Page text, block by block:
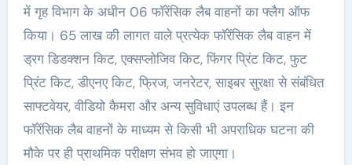
में गृह विभाग के अधीन 06 फॉरेंसिक लैब वाहनों का फ्लैग ऑफ
किया। 65 लाख की लागत वाले प्रत्येक फॉरेंसिक लैब वाहन में
ड्रग डिडक्शन किट, एक्सप्लोजिव किट, फिंगर प्रिंट किट, फुट
प्रिंट किट, डीएनए किट, फ्रिज, जनरेटर, साइबर सुरक्षा से संबंधित
साफ्टवेयर, वीडियो कैमरा और अन्य सुविधाएं उपलब्ध हैं। इन
फॉरेंसिक लैब वाहनों के माध्यम से किसी भी अपराधिक घटना की
मौके पर ही प्राथमिक परीक्षण संभव हो जाएगा।